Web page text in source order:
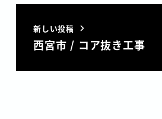
新しい投稿
西宮市 / コア抜き工事